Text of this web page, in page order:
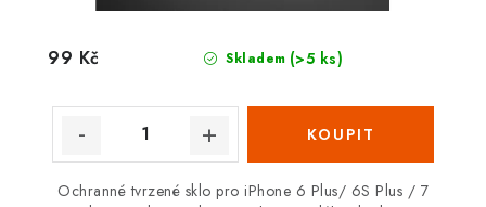
Skladem (>5 ks)
99 Kč
Ochranné tvrzené sklo pro iPhone 6 Plus/ 6S Plus / 7